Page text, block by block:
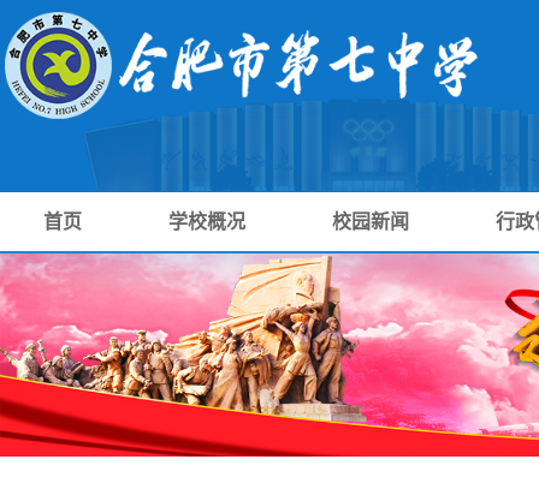
首页 学校概况 校园新闻 行政